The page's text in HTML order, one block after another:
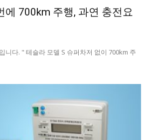
에 700km 주행, 과연 충전요
니다. " 테슬라 모델 S 슈퍼차저 없이 700km 주